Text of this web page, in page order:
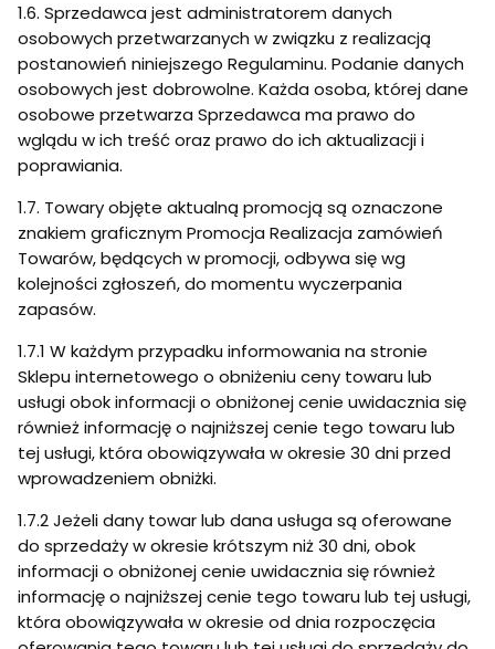
1.6. Sprzedawca jest administratorem danych
osobowych przetwarzanych w związku z realizacją
postanowień niniejszego Regulaminu. Podanie danych
osobowych jest dobrowolne. Każda osoba, której dane
osobowe przetwarza Sprzedawca ma prawo do
wglądu w ich treść oraz prawo do ich aktualizacji i
poprawiania.
1.7. Towary objęte aktualną promocją są oznaczone
znakiem graficznym Promocja Realizacja zamówień
Towarów, będących w promocji, odbywa się wg
kolejności zgłoszeń, do momentu wyczerpania
zapasów.
1.7.1 W każdym przypadku informowania na stronie
Sklepu internetowego o obniżeniu ceny towaru lub
usługi obok informacji o obniżonej cenie uwidacznia się
również informację o najniższej cenie tego towaru lub
tej usługi, która obowiązywała w okresie 30 dni przed
wprowadzeniem obniżki.
1.7.2 Jeżeli dany towar lub dana usługa są oferowane
do sprzedaży w okresie krótszym niż 30 dni, obok
informacji o obniżonej cenie uwidacznia się również
informację o najniższej cenie tego towaru lub tej usługi,
która obowiązywała w okresie od dnia rozpoczęcia